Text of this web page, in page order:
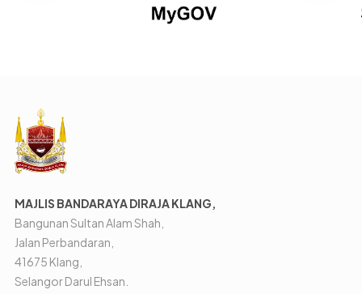
MAJLIS BANDARAYA DIRAJA KLANG,
Bangunan Sultan Alam Shah,
Jalan Perbandaran,
41675 Klang,
Selangor Darul Ehsan.